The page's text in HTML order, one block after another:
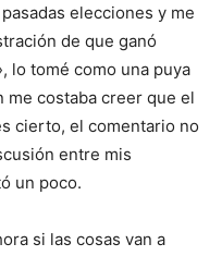
elecciones y me
de que ganó
lo tomé como una puya
me costaba creer que el
cierto, el comentario no
entre mis
un poco.
si las cosas van a